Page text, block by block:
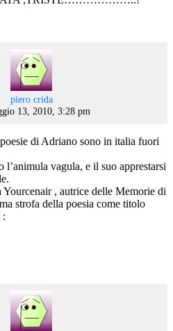
piero cridasays:
13, 2010, 3:28 pm
di Adriano sono in italia fuori
l’animula vagula, e il suo apprestarsi
, autrice delle Memorie di
strofa della poesia come titolo
: